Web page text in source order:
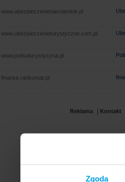
Zgoda
www.ubezpieczenienarciarskie.pl
www.ubezpieczenieturystyczne.com.pl
www.polisaturystyczna.pl
finanse.rankomat.pl
Reklama Kontakt